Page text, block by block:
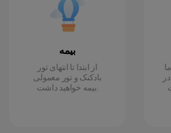
بیمه
از ابتدا تا انتهای تور
بادکنک و تور معمولی
بیمه خواهید داشت.
ما
در